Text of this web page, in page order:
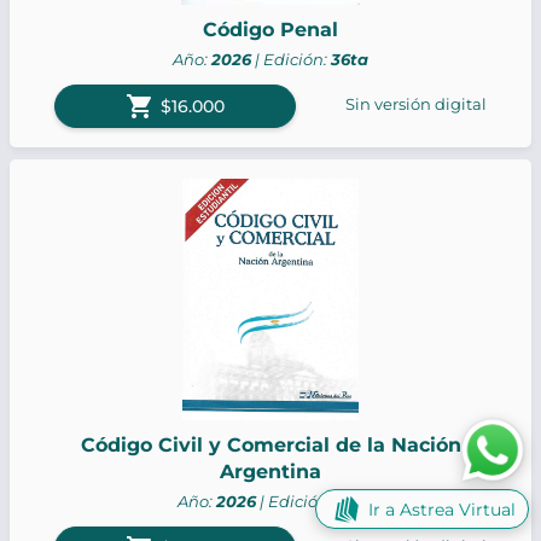
Código Penal
Año:2026| Edición:36ta
shopping_cart $16.000 Sin versión digital
Código Civil y Comercial de la Nación
Argentina
Año:2026| Edición: 6ta Ir a Astrea Virtual